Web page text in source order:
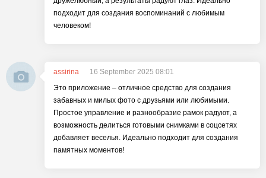
подходит для создания воспоминаний с любимым
человеком!
assirina
16 September 2025 08:01
Это приложение – отличное средство для создания
забавных и милых фото с друзьями или любимыми.
Простое управление и разнообразие рамок радуют, а
возможность делиться готовыми снимками в соцсетях
добавляет веселья. Идеально подходит для создания
памятных моментов!